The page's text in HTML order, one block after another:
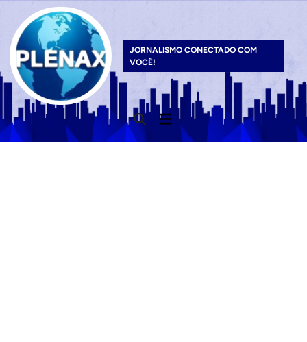
content
JORNALISMO CONECTADO COM
VOCÊ!
Open
Search
Main
Menu